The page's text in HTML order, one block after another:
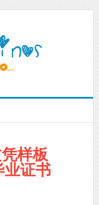
样板
证书